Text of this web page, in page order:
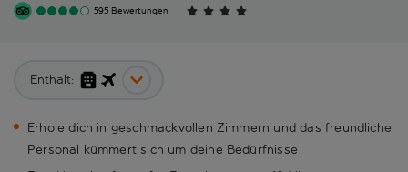
595 Bewertungen
Enthält:
Erhole dich in geschmackvollen Zimmern und das freundliche
Personal kümmert sich um deine Bedürfnisse